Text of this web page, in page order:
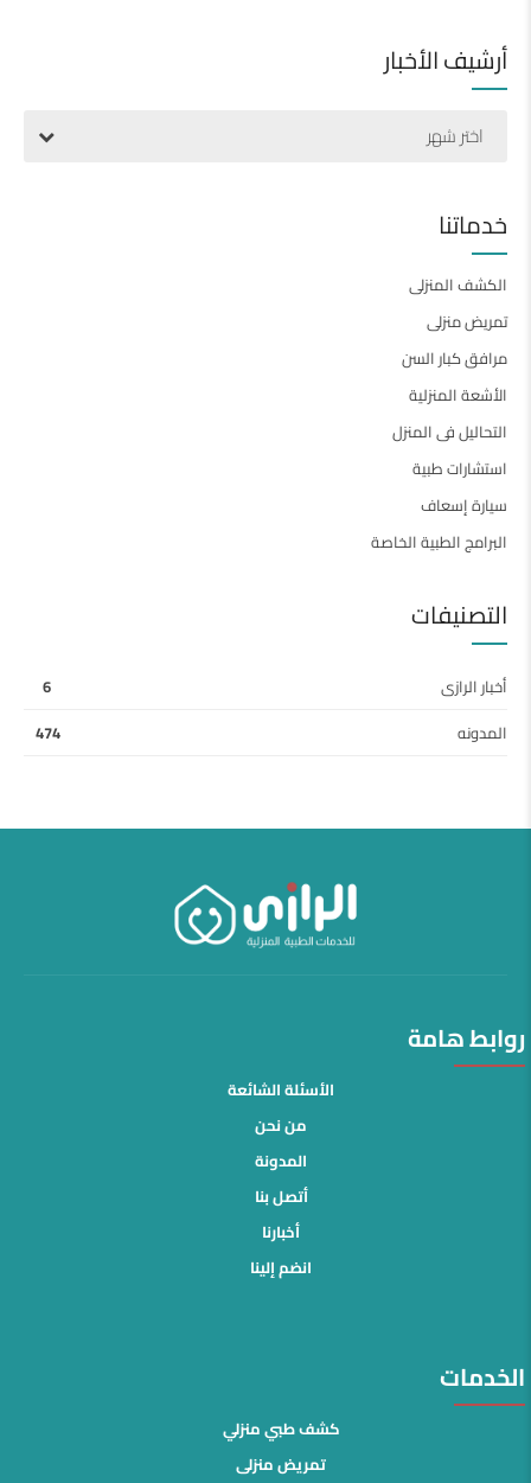
أرشيف الأخبار
اختر شهر
خدماتنا
الكشف المنزلى
تمريض منزلى
مرافق كبار السن
الأشعة المنزلية
التحاليل فى المنزل
استشارات طبية
سيارة إسعاف
البرامج الطبية الخاصة
التصنيفات
أخبار الرازى
6
المدونه
474
روابط هامة
الأسئلة الشائعة
من نحن
المدونة
أتصل بنا
أخبارنا
انضم إلينا
الخدمات
كشف طبي منزلي
تمريض منزلى